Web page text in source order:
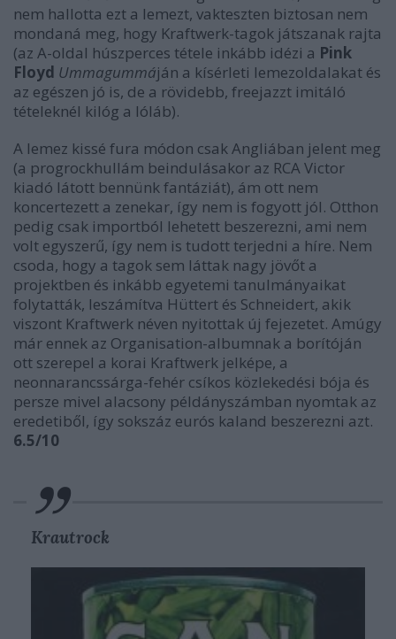
nem hallotta ezt a lemezt, vakteszten biztosan nem
mondaná meg, hogy Kraftwerk-tagok játszanak rajta
(az A-oldal húszperces tétele inkább idézi a Pink
Floyd Ummagummáján a kísérleti lemezoldalakat és
az egészen jó is, de a rövidebb, freejazzt imitáló
tételeknél kilóg a lóláb).
A lemez kissé fura módon csak Angliában jelent meg
(a progrockhullám beindulásakor az RCA Victor
kiadó látott bennünk fantáziát), ám ott nem
koncertezett a zenekar, így nem is fogyott jól. Otthon
pedig csak importból lehetett beszerezni, ami nem
volt egyszerű, így nem is tudott terjedni a híre. Nem
csoda, hogy a tagok sem láttak nagy jövőt a
projektben és inkább egyetemi tanulmányaikat
folytatták, leszámítva Hüttert és Schneidert, akik
viszont Kraftwerk néven nyitottak új fejezetet. Amúgy
már ennek az Organisation-albumnak a borítóján
ott szerepel a korai Kraftwerk jelképe, a
neonnarancssárga-fehér csíkos közlekedési bója és
persze mivel alacsony példányszámban nyomtak az
eredetiből, így sokszáz eurós kaland beszerezni azt.
6.5/10
Krautrock